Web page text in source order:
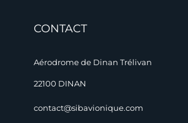
CONTACT
Aérodrome de Dinan Trélivan
22100 DINAN
contact@sibavionique.com